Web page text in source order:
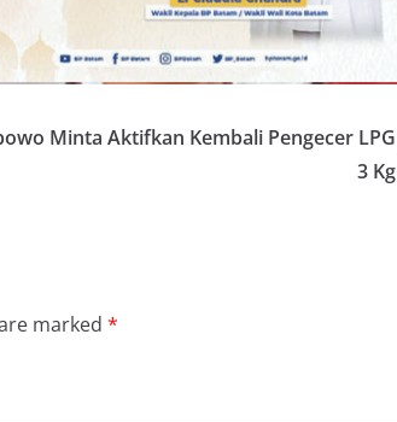
Minta Aktifkan Kembali Pengecer LPG
3 Kg
marked *